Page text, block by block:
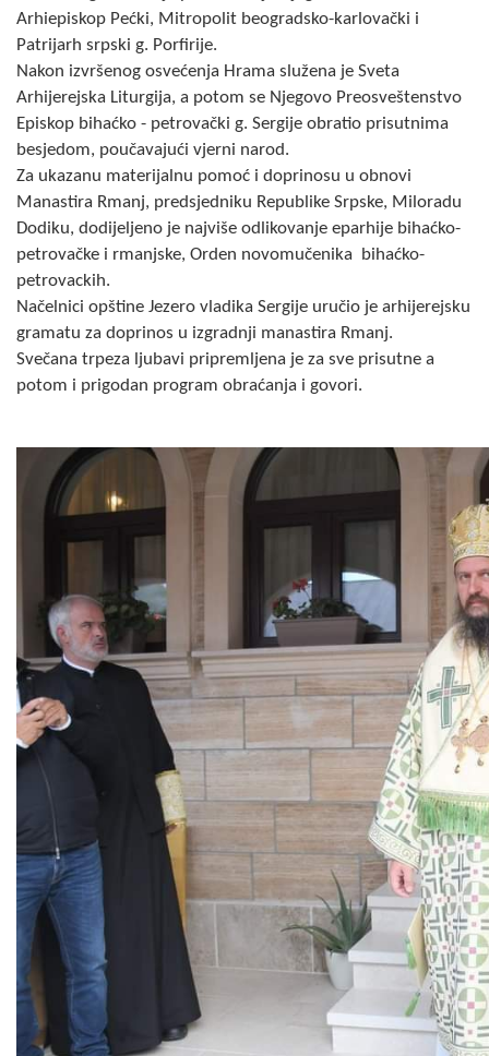
INFO
Vijesti
Aktivnosti
Javni pozivi
Obavještenja
Zaštita od požara
COVID 19
Geoistraživanja
PRIVREDA
Poljoprivreda
Sport
CIVILNA ZAŠTITA
KONTAKT
Arhiepiskop Pećki, Mitropolit beogradsko-karlovački i
Patrijarh srpski g. Porfirije.
Nakon izvršenog osvećenja Hrama služena je Sveta
Arhijerejska Liturgija, a potom se Njegovo Preosveštenstvo
Episkop bihaćko - petrovački g. Sergije obratio prisutnima
besjedom, poučavajući vjerni narod.
Za ukazanu materijalnu pomoć i doprinosu u obnovi
Manastira Rmanj, predsjedniku Republike Srpske, Miloradu
Dodiku, dodijeljeno je najviše odlikovanje eparhije bihaćko-
petrovačke i rmanjske, Orden novomučenika bihaćko-
petrovackih.
Načelnici opštine Jezero vladika Sergije uručio je arhijerejsku
gramatu za doprinos u izgradnji manastira Rmanj.
Svečana trpeza ljubavi pripremljena je za sve prisutne a
potom i prigodan program obraćanja i govori.